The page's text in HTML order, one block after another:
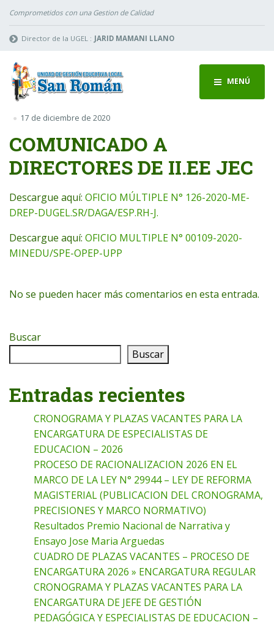
Comprometidos con una Gestion de Calidad
Director de la UGEL : JARID MAMANI LLANO
MENÚ
17 de diciembre de 2020
COMUNICADO A
DIRECTORES DE II.EE JEC
Descargue aquí: OFICIO MÚLTIPLE N° 126-2020-ME-
DREP-DUGEL.SR/DAGA/ESP.RH-J.
Descargue aquí: OFICIO MULTIPLE N° 00109-2020-
MINEDU/SPE-OPEP-UPP
No se pueden hacer más comentarios en esta entrada.
Buscar
Buscar
Entradas recientes
CRONOGRAMA Y PLAZAS VACANTES PARA LA
ENCARGATURA DE ESPECIALISTAS DE
EDUCACION – 2026
PROCESO DE RACIONALIZACION 2026 EN EL
MARCO DE LA LEY N° 29944 – LEY DE REFORMA
MAGISTERIAL (PUBLICACION DEL CRONOGRAMA,
PRECISIONES Y MARCO NORMATIVO)
Resultados Premio Nacional de Narrativa y
Ensayo Jose Maria Arguedas
CUADRO DE PLAZAS VACANTES – PROCESO DE
ENCARGATURA 2026 » ENCARGATURA REGULAR
CRONOGRAMA Y PLAZAS VACANTES PARA LA
ENCARGATURA DE JEFE DE GESTIÓN
PEDAGÓGICA Y ESPECIALISTAS DE EDUCACION –